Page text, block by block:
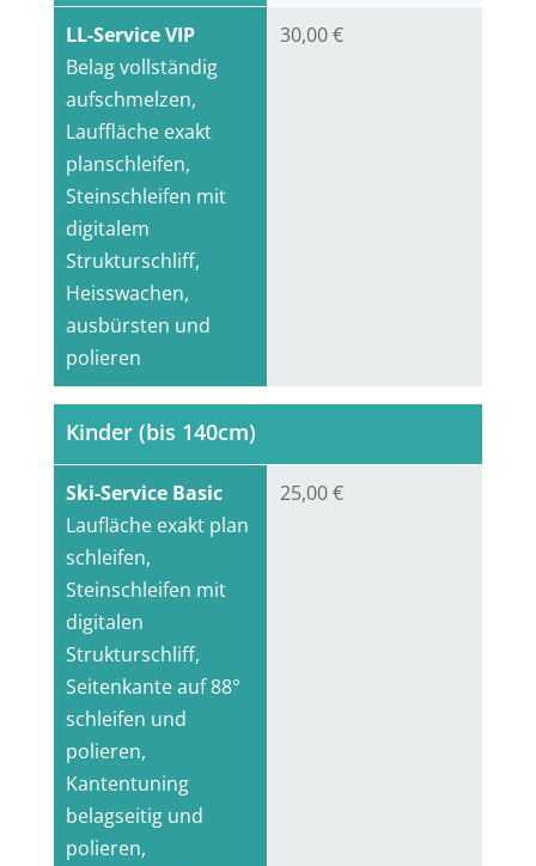
LL-Service VIP
Belag vollständig
aufschmelzen,
Lauffläche exakt
planschleifen,
Steinschleifen mit
digitalem
Strukturschliff,
Heisswachen,
ausbürsten und
polieren
30,00 €
Ski-Service Basic
Laufläche exakt plan
schleifen,
Steinschleifen mit
digitalen
Strukturschliff,
Seitenkante auf 88°
schleifen und
polieren,
Kantentuning
belagseitig und
polieren,
Kinder (bis 140cm)
25,00 €